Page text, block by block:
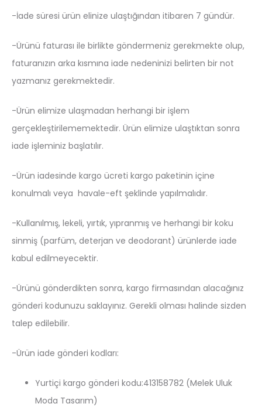
-İade süresi ürün elinize ulaştığından itibaren 7 gündür.
-Ürünü faturası ile birlikte göndermeniz gerekmekte olup,
faturanızın arka kısmına iade nedeninizi belirten bir not
yazmanız gerekmektedir.
-Ürün elimize ulaşmadan herhangi bir işlem
gerçekleştirilememektedir. Ürün elimize ulaştıktan sonra
iade işleminiz başlatılır.
-Ürün iadesinde kargo ücreti kargo paketinin içine
konulmalı veya havale-eft şeklinde yapılmalıdır.
-Kullanılmış, lekeli, yırtık, yıpranmış ve herhangi bir koku
sinmiş (parfüm, deterjan ve deodorant) ürünlerde iade
kabul edilmeyecektir.
-Ürünü gönderdikten sonra, kargo firmasından alacağınız
gönderi kodunuzu saklayınız. Gerekli olması halinde sizden
talep edilebilir.
-Ürün iade gönderi kodları:
Yurtiçi kargo gönderi kodu:413158782 (Melek Uluk
Moda Tasarım)